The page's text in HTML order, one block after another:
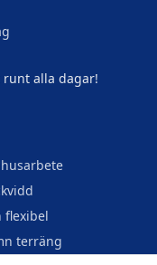
runt alla dagar!
flexibel
terräng